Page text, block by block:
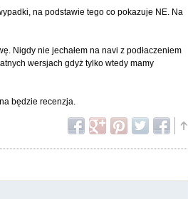
na podstawie tego co pokazuje NE. Na
Nigdy nie jechałem na navi z podłaczeniem
wersjach gdyż tylko wtedy mamy
będzie recenzja.